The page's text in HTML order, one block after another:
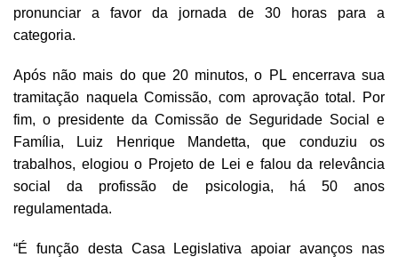
pronunciar a favor da jornada de 30 horas para a
categoria.
Após não mais do que 20 minutos, o PL encerrava sua
tramitação naquela Comissão, com aprovação total. Por
fim, o presidente da Comissão de Seguridade Social e
Família, Luiz Henrique Mandetta, que conduziu os
trabalhos, elogiou o Projeto de Lei e falou da relevância
social da profissão de psicologia, há 50 anos
regulamentada.
“É função desta Casa Legislativa apoiar avanços nas